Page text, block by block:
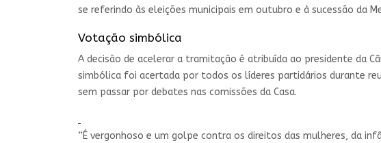
se referindo às eleições municipais em outubro e à sucessão da
Votação simbólica
A decisão de acelerar a tramitação é atribuída ao presidente da
simbólica foi acertada por todos os líderes partidários durante
sem passar por debates nas comissões da Casa.
“É vergonhoso e um golpe contra os direitos das mulheres, da